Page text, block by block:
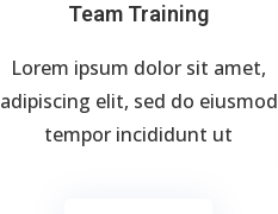
Team Training
Lorem ipsum dolor sit amet,
adipiscing elit, sed do eiusmod
tempor incididunt ut